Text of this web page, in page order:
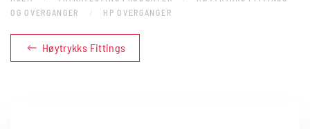
OG OVERGANGER
HP OVERGANGER
Høytrykks Fittings